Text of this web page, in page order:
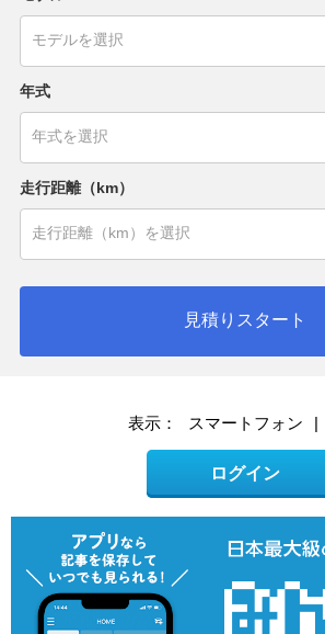
年式
走行距離（km）
見積りスタート
表示： スマートフォン |
ログイン